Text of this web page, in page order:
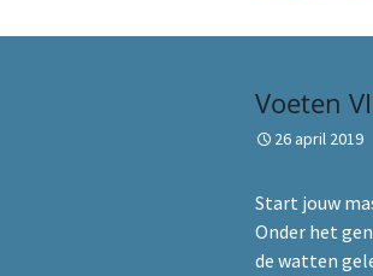
Voeten
26 april 2019
Start jouw
Onder het
de watten